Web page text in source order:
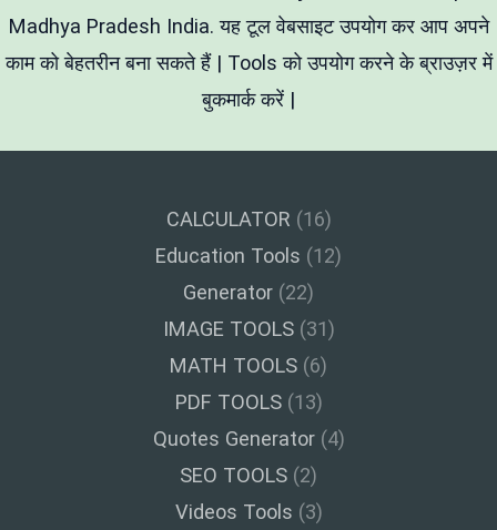
Madhya Pradesh India. यह टूल वेबसाइट उपयोग कर आप अपने
काम को बेहतरीन बना सकते हैं | Tools को उपयोग करने के ब्राउज़र में
बुकमार्क करें |
CALCULATOR (16)
Education Tools (12)
Generator (22)
IMAGE TOOLS(31)
MATH TOOLS (6)
PDF TOOLS(13)
Quotes Generator(4)
SEO TOOLS (2)
Videos Tools (3)